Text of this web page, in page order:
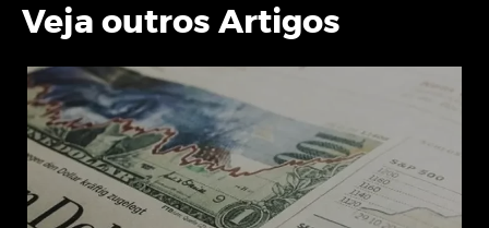
Veja outros Artigos